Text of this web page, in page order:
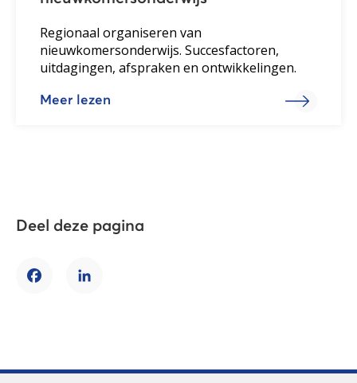
Regionaal organiseren van
nieuwkomersonderwijs. Succesfactoren,
uitdagingen, afspraken en ontwikkelingen.
Meer lezen
Deel deze pagina
FacebookLinkedIn